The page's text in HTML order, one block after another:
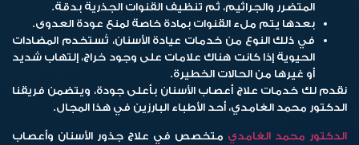
المتضرر والجراثيم، ثم تنظيف القنوات الجذرية بدقة.
بعدها يتم ملء القنوات بمادة خاصة لمنع عودة العدوى.
في ذلك النوع من خدمات عيادة الأسنان، تُستخدم المضادات
الحيوية إذا كانت هناك علامات على وجود خراج، إلتهاب شديد
أو غيرها من الحالات الخطيرة.
نقدم لك خدمات علاج أعصاب الأسنان بأعلى جودة، ويتضمن فريقنا
الدكتور محمد الغامدي، أحد الأطباء البارزين في هذا المجال.
الدكتور محمد الغامدي متخصص في علاج جذور الأسنان وأعصاب